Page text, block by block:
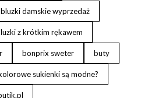
bluzki damskie wyprzedaż
z krótkim rękawem
bonprix sweter buty
sukienki są modne?